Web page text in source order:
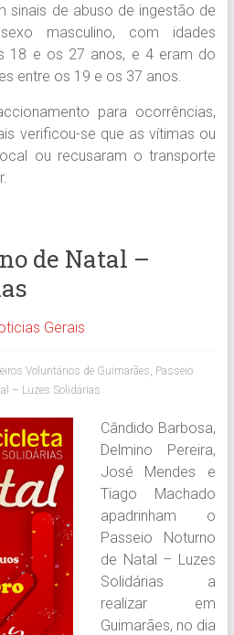
sinais de abuso de ingestão de
masculino, com idades
18 e os 27 anos, e 4 eram do
entre os 19 e os 37 anos.
para ocorrências,
verificou-se que as vítimas ou
ou recusaram o transporte
de Natal –
Gerais
Voluntários de Guimarães Passeio
– Luzes Solidárias
Cândido Barbosa,
Delmino Pereira,
José Mendes e
Tiago Machado
apadrinham o
Passeio Noturno
de Natal – Luzes
Solidárias a
realizar em
Guimarães, no dia